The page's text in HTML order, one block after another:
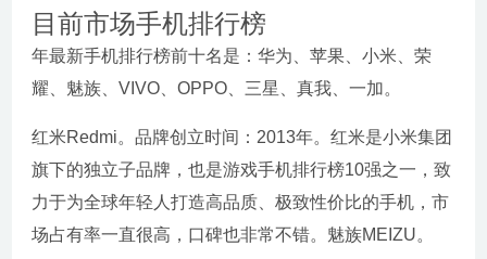
目前市场手机排行榜
年最新手机排行榜前十名是：华为、苹果、小米、荣
耀、魅族、VIVO、OPPO、三星、真我、一加。
红米Redmi。品牌创立时间：2013年。红米是小米集团
旗下的独立子品牌，也是游戏手机排行榜10强之一，致
力于为全球年轻人打造高品质、极致性价比的手机，市
场占有率一直很高，口碑也非常不错。魅族MEIZU。